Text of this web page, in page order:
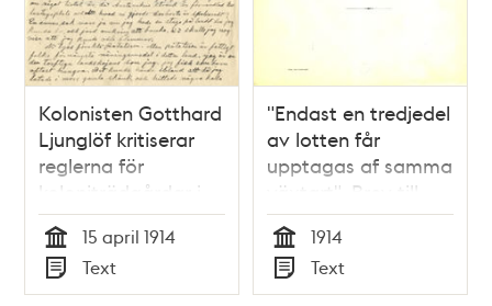
Kolonisten Gotthard
Ljunglöf kritiserar
reglerna för
koloniträdgårdar i
brev till Anna
Lindhagen
Tid
15 april 1914
Typ
Text
"Endast en tredjedel
av lotten får
upptagas af samma
växtart". Brev till
kolonilottsinnehavare
som inte följer
reglerna.
Tid
1914
Typ
Text